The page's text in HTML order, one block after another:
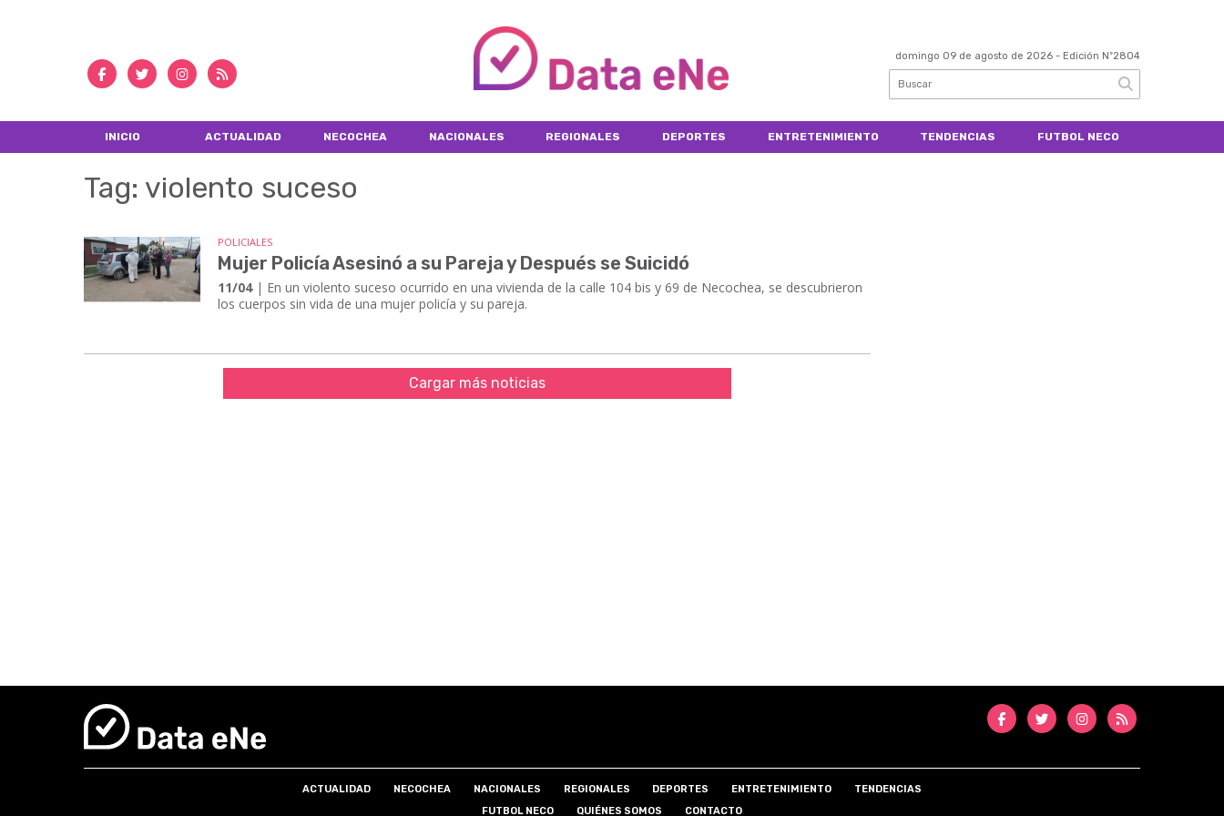
domingo 09 de agosto de 2026 - Edición Nº2804
INICIO ACTUALIDAD NECOCHEA NACIONALES REGIONALES DEPORTES ENTRETENIMIENTO TENDENCIAS FUTBOL NECO
Tag: violento suceso
POLICIALES
Mujer Policía Asesinó a su Pareja y Después se Suicidó
11/04| En un violento suceso ocurrido en una vivienda de la calle 104 bis y 69 de Necochea, se descubrieron
los cuerpos sin vida de una mujer policía y su pareja.
Cargar más noticias
ACTUALIDAD NECOCHEA NACIONALES REGIONALES DEPORTES ENTRETENIMIENTO
TENDENCIAS
FUTBOL NECO
QUIÉNES SOMOS CONTACTO